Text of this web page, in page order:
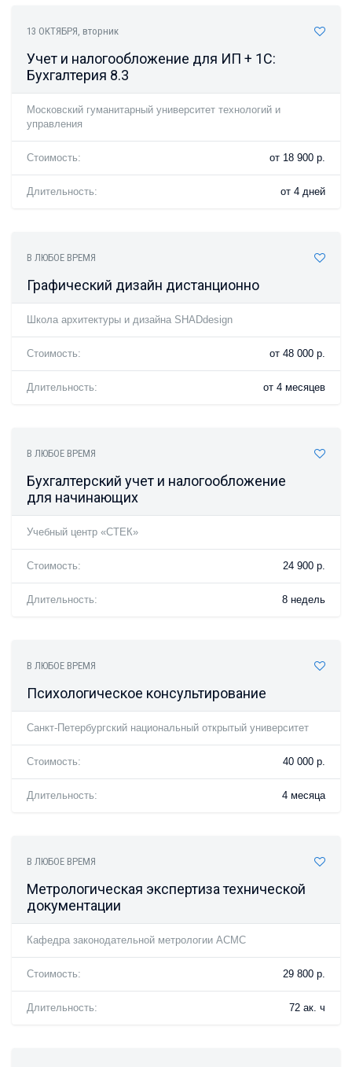
13 ОКТЯБРЯ, вторник
Учет и налогообложение для ИП + 1С:
Бухгалтерия 8.3
Московский гуманитарный университет технологий и
управления
Стоимость: от 18 900 р.
Длительность: от 4 дней
В ЛЮБОЕ ВРЕМЯ
Графический дизайн дистанционно
Школа архитектуры и дизайна SHADdesign
Стоимость: от 48 000 р.
Длительность: от 4 месяцев
В ЛЮБОЕ ВРЕМЯ
Бухгалтерский учет и налогообложение
для начинающих
Учебный центр «СТЕК»
Стоимость: 24 900 р.
Длительность: 8 недель
В ЛЮБОЕ ВРЕМЯ
Психологическое консультирование
Санкт-Петербургский национальный открытый университет
Стоимость: 40 000 р.
Длительность: 4 месяца
В ЛЮБОЕ ВРЕМЯ
Метрологическая экспертиза технической
документации
Кафедра законодательной метрологии АСМС
Стоимость: 29 800 р.
Длительность: 72 ак. ч